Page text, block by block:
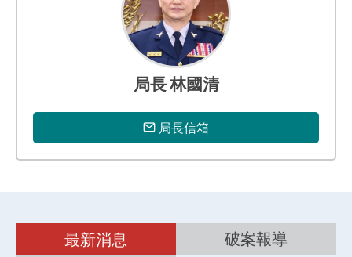
局長 林國清
局長信箱
最新消息
破案報導